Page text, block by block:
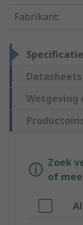
Fabrikant:
Datasheets
Wetgeving
Zoek
of